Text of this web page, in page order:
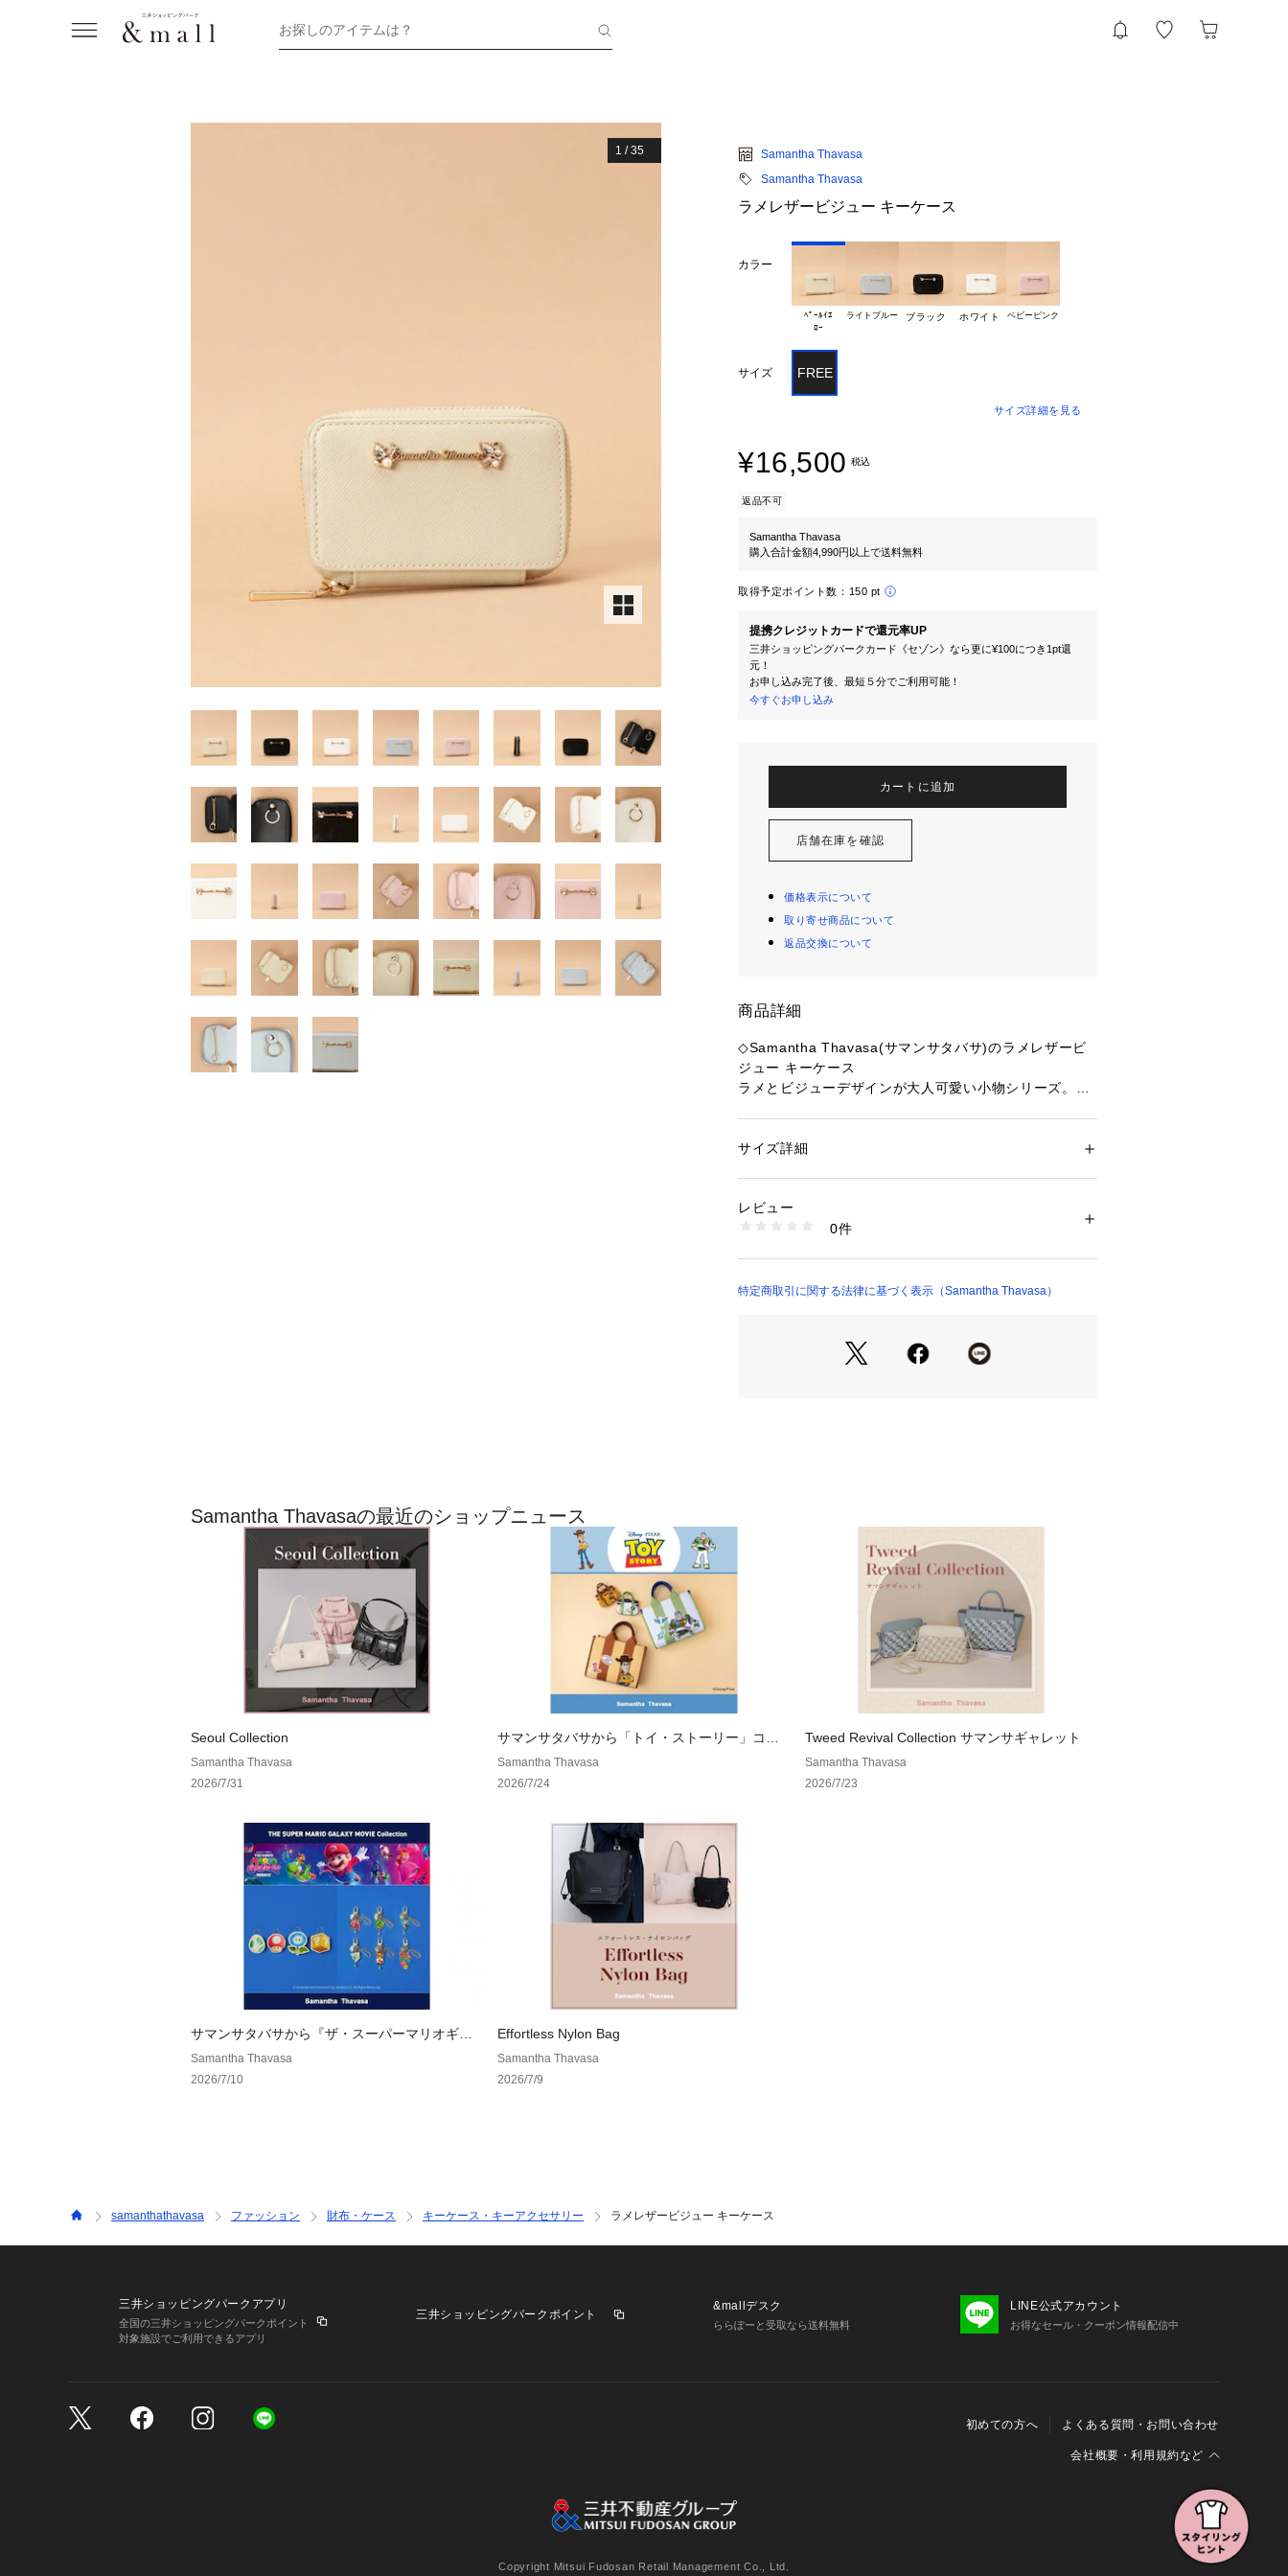
お探しのアイテムは？
1 /35
Samantha Thavasa
Samantha Thavasa
ラメレザービジュー キーケース
カラー
ﾍﾟｰﾙｲｴ
ライトブルー ブラック ホワイト ベビーピンク
サイズ FREE
サイズ詳細を見る
¥16,500 税込
返品不可
Samantha Thavasa
購入合計金額4,990円以上で送料無料
取得予定ポイント数： 150 pt
提携クレジットカードで還元率UP
三井ショッピングパークカード《セゾン》なら更に¥100につき1pt還
元！
お申し込み完了後、最短５分でご利用可能！
今すぐお申し込み
カートに追加
店舗在庫を確認
価格表示について
取り寄せ商品について
返品交換について
商品詳細
◇Samantha Thavasa(サマンサタバサ)のラメレザービ
ジュー キーケース
ラメとビジューデザインが大人可愛い小物シリーズ。
バッグの中を華やかに彩ってくれるアイテムです。
性別：レディース
生産国：中国
い
00032210220043 （ショップ）
サイズ詳細
レビュー
0件
特定商取引に関する法律に基づく表示（Samantha Thavasa）
Samantha Thavasaの最近のショップニュース
Seoul Collection
Samantha Thavasa
2026/7/31
サマンサタバサから「トイ・ストーリー」コレ
クションを発売。
Samantha Thavasa
2026/7/24
Tweed Revival Collection サマンサギャレット
Samantha Thavasa
2026/7/23
サマンサタバサから『ザ・スーパーマリオギャ
ラクシー・ムービー』の映画を記念したコレク
ションを発売！
Samantha Thavasa
2026/7/10
Effortless Nylon Bag
Samantha Thavasa
2026/7/9
samanthathavasa ファッション 財布・ケース キーケース・キーアクセサリー ラメレザービジュー キーケース
三井ショッピングパークアプリ
全国の三井ショッピングパークポイント
対象施設でご利用できるアプリ
三井ショッピングパークポイント
&mallデスク
ららぽーと受取なら送料無料
LINE公式アカウント
お得なセール・クーポン情報配信中
初めての方へ よくある質問・お問い合わせ
会社概要・利用規約など
特定商取引に関する法律に基づく表示
個人情報保護方針 個人情報の取り扱いについて
Cookieおよびアクセスログについて
三井不動産グループ ソーシャルメディアガイドライン
Copyright Mitsui Fudosan Retail Management Co., Ltd.